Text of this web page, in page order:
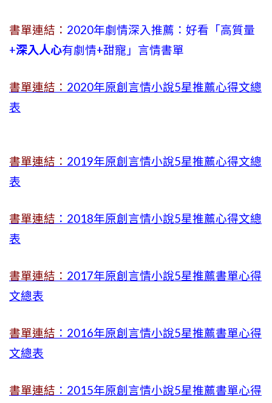
書單連結： 2020年劇情深入推薦：好看「高質量
+深入人心有劇情+甜寵」言情書單
書單連結： 2020年原創言情小說5星推薦心得文總
表
書單連結： 2019年原創言情小說5星推薦心得文總
表
書單連結 ：2018年原創言情小說5星推薦心得文總
表
書單連結： 2017年原創言情小說5星推薦書單心得
文總表
書單連結 ：2016年原創言情小說5星推薦書單心得
文總表
書單連結 ：2015年原創言情小說5星推薦書單心得